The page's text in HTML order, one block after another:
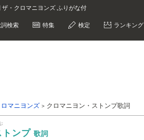
・クロマニヨンズ ふりがな付
検索 特集 検定 ランキング
マニヨンズ クロマニヨン・ストンプ歌詞
トンプ 歌詞